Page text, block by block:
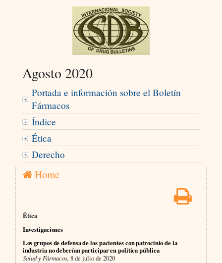
Agosto 2020
Portada e información sobre el Boletín
Fármacos
Índice
Ética
Derecho
Home
Ética
Investigaciones
Los grupos de defensa de los pacientes con patrocinio de la
industria no deberían participar en política pública
Salud y Fármacos, 8 de julio de 2020